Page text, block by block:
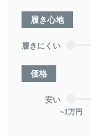
履き心地
履きにくい
価格
安い
~1万円